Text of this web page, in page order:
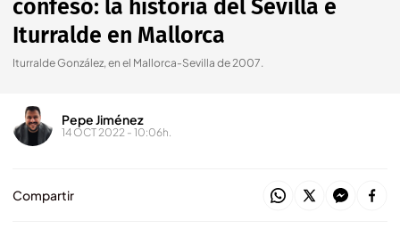
confesó: la historia del Sevilla e
Iturralde en Mallorca
Iturralde González, en el Mallorca-Sevilla de 2007.
Pepe Jiménez
14 OCT 2022 - 10:06h.
Compartir